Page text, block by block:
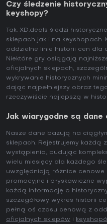
Czy śledzenie
keyshopy?
Tak. XD.deals śledzi
sklepach jak i na keyshopach.
oddzielne linie historii cen dla
Niektóre gry osiągają
oficjalnych sklepach,
wykrywanie historycznych
dając najpełniejszy obraz
rzeczywiście najlepszą w
Jak wiarygodne są dane
Nasze dane bazują na
sklepach. Rejestrujemy każdą
wystąpienia, budując
wielu miesięcy dla każdego
uwzględniają różnice cenowe
promocyjne i błyskawiczne
każdą informację o
szczegółowy wykres historii
pełną oś czasu cenową z
oficjalnych sklepów i